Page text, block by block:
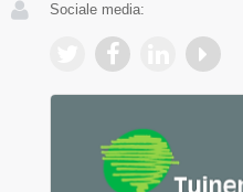
Sociale media: